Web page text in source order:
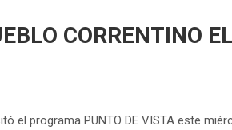
CORRENTINO
el programa PUNTO DE VISTA este